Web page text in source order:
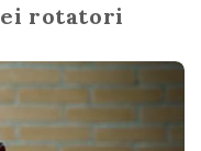
rotatori